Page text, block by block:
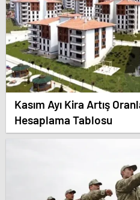
Kasım Ayı Kira Artış
Hesaplama Tablosu